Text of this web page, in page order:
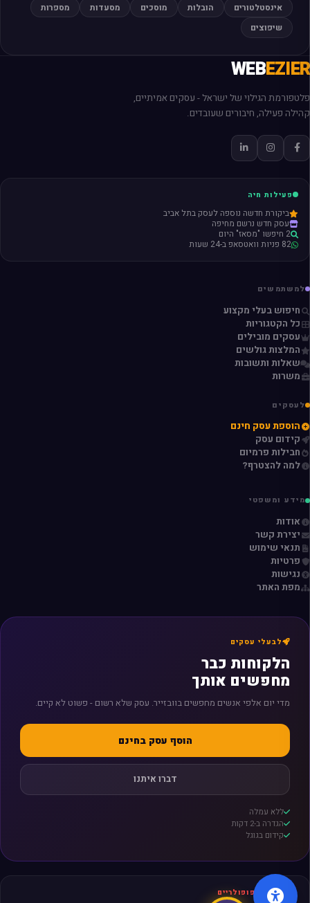
אינסטלטורים הובלות מוסכים מסעדות
מספרות
שיפוצים
WEBEZIER
פלטפורמת הגילוי של ישראל - עסקים אמיתיים,
קהילה פעילה, חיבורים שעובדים.
פעילות חיה
ביקורת חדשה נוספה לעסק בתל אביב
עסק חדש נרשם מחיפה
2 חיפשו "מסאז" היום
82 פניות וואטסאפ ב-24 שעות
למשתמשים
חיפוש בעלי מקצוע
כל הקטגוריות
עסקים מובילים
המלצות גולשים
שאלות ותשובות
משרות
לעסקים
הוספת עסק חינם
קידום עסק
חבילות פרמיום
למה להצטרף?
מידע ומשפטי
אודות
יצירת קשר
תנאי שימוש
פרטיות
נגישות
מפת האתר
לבעלי עסקים
הלקוחות כבר
מחפשים אותך
מדי יום אלפי אנשים מחפשים בוובזייר. עסק שלא רשום - פשוט לא קיים.
הוסף עסק בחינם
דברו איתנו
ללא עמלה
הגדרה ב-2 דקות
קידום בגוגל
חיפושים פופולריים